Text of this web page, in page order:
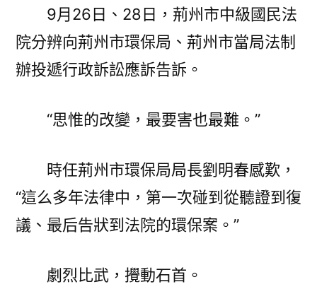
9月26日、28日，荊州市中級國民法
院分辨向荊州市環保局、荊州市當局法制
辦投遞行政訴訟應訴告訴。
“思惟的改變，最要害也最難。”
時任荊州市環保局局長劉明春感歎，
“這么多年法律中，第一次碰到從聽證到復
議、最后告狀到法院的環保案。”
劇烈比武，攪動石首。